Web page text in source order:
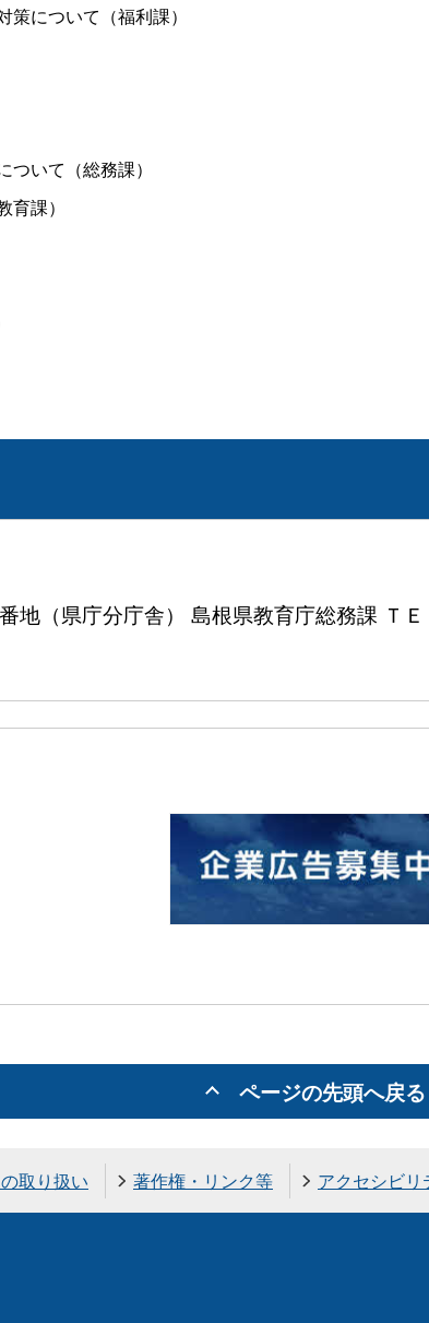
について（福利課）
いて（総務課）
課）
地（県庁分庁舎） 島根県教育庁総務課
ページの先頭へ戻る
取り扱い 著作権・リンク等 アクセシビリ